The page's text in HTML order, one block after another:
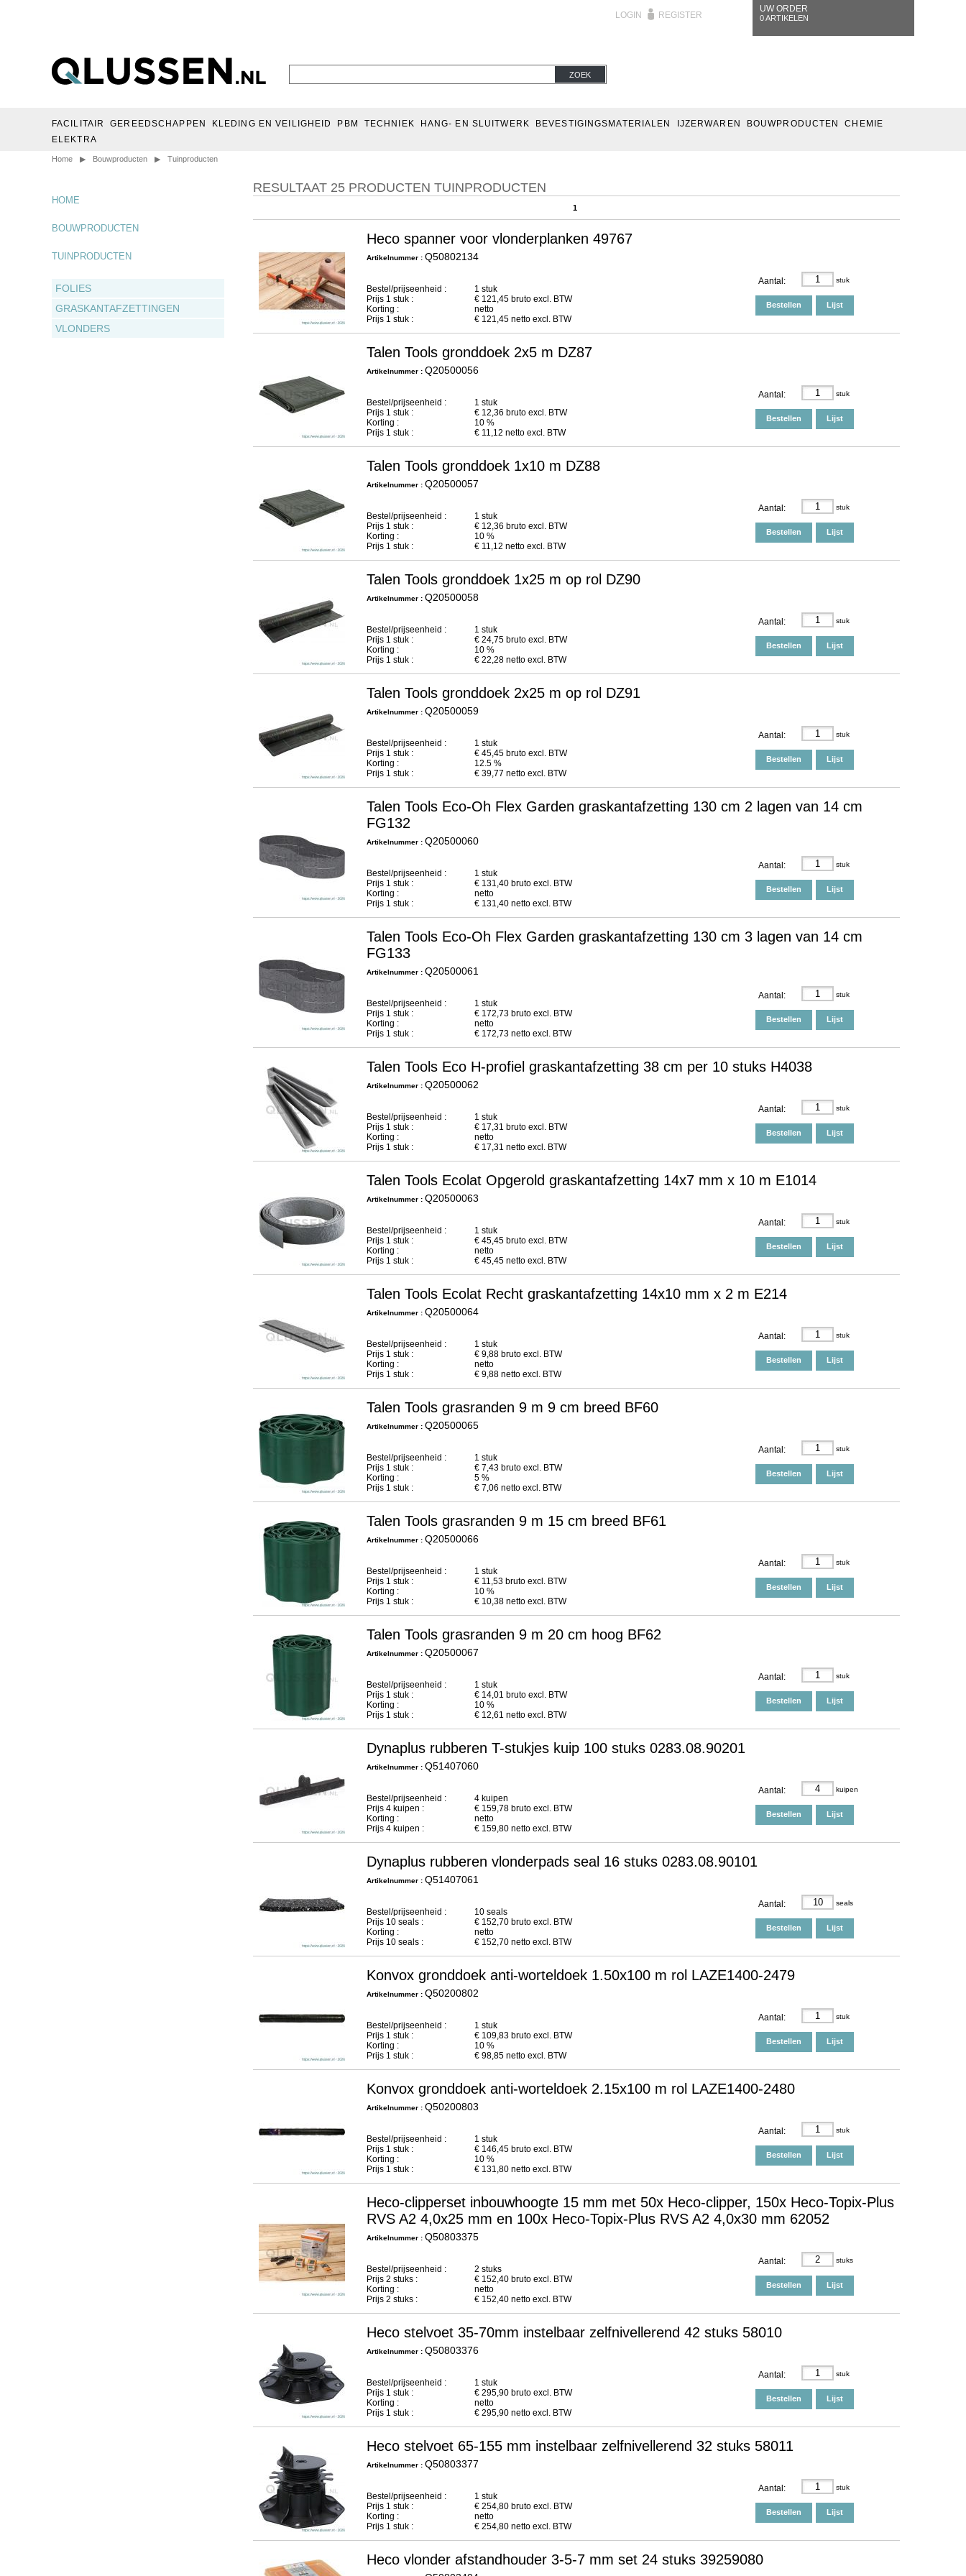
UW ORDER
0 ARTIKELEN
ZOEK
LOGIN REGISTER
FACILITAIR GEREEDSCHAPPEN KLEDING EN VEILIGHEID PBM TECHNIEK HANG- EN SLUITWERK BEVESTIGINGSMATERIALEN IJZERWAREN BOUWPRODUCTEN
CHEMIE
ELEKTRA
Home ▶ Bouwproducten ▶ Tuinproducten
HOME
BOUWPRODUCTEN
TUINPRODUCTEN
FOLIES
GRASKANTAFZETTINGEN
VLONDERS
RESULTAAT 25 PRODUCTEN TUINPRODUCTEN
1
Heco spanner voor vlonderplanken 49767
Artikelnummer : Q50802134
Bestel/prijseenheid :
1 stuk
Prijs 1 stuk : € 121,45 bruto excl. BTW
Korting :
netto
Prijs 1 stuk : € 121,45 netto excl. BTW
Aantal: stuk
Bestellen Lijst
Talen Tools gronddoek 2x5 m DZ87
Artikelnummer : Q20500056
Bestel/prijseenheid :
1 stuk
Prijs 1 stuk : € 12,36 bruto excl. BTW
Korting :
10 %
Prijs 1 stuk : € 11,12 netto excl. BTW
Aantal: stuk
Bestellen Lijst
Talen Tools gronddoek 1x10 m DZ88
Artikelnummer : Q20500057
Bestel/prijseenheid :
1 stuk
Prijs 1 stuk : € 12,36 bruto excl. BTW
Korting :
10 %
Prijs 1 stuk : € 11,12 netto excl. BTW
Aantal: stuk
Bestellen Lijst
Talen Tools gronddoek 1x25 m op rol DZ90
Artikelnummer : Q20500058
Bestel/prijseenheid :
1 stuk
Prijs 1 stuk : € 24,75 bruto excl. BTW
Korting :
10 %
Prijs 1 stuk : € 22,28 netto excl. BTW
Aantal: stuk
Bestellen Lijst
Talen Tools gronddoek 2x25 m op rol DZ91
Artikelnummer : Q20500059
Bestel/prijseenheid :
1 stuk
Prijs 1 stuk : € 45,45 bruto excl. BTW
Korting :
12.5 %
Prijs 1 stuk : € 39,77 netto excl. BTW
Aantal: stuk
Bestellen Lijst
Talen Tools Eco-Oh Flex Garden graskantafzetting 130 cm 2 lagen van 14 cm
FG132
Artikelnummer : Q20500060
Bestel/prijseenheid :
1 stuk
Prijs 1 stuk : € 131,40 bruto excl. BTW
Korting :
netto
Prijs 1 stuk : € 131,40 netto excl. BTW
Aantal: stuk
Bestellen Lijst
Talen Tools Eco-Oh Flex Garden graskantafzetting 130 cm 3 lagen van 14 cm
FG133
Artikelnummer : Q20500061
Bestel/prijseenheid :
1 stuk
Prijs 1 stuk : € 172,73 bruto excl. BTW
Korting :
netto
Prijs 1 stuk : € 172,73 netto excl. BTW
Aantal: stuk
Bestellen Lijst
Talen Tools Eco H-profiel graskantafzetting 38 cm per 10 stuks H4038
Artikelnummer : Q20500062
Bestel/prijseenheid :
1 stuk
Prijs 1 stuk : € 17,31 bruto excl. BTW
Korting :
netto
Prijs 1 stuk : € 17,31 netto excl. BTW
Aantal: stuk
Bestellen Lijst
Talen Tools Ecolat Opgerold graskantafzetting 14x7 mm x 10 m E1014
Artikelnummer : Q20500063
Bestel/prijseenheid :
1 stuk
Prijs 1 stuk : € 45,45 bruto excl. BTW
Korting :
netto
Prijs 1 stuk : € 45,45 netto excl. BTW
Aantal: stuk
Bestellen Lijst
Talen Tools Ecolat Recht graskantafzetting 14x10 mm x 2 m E214
Artikelnummer : Q20500064
Bestel/prijseenheid :
1 stuk
Prijs 1 stuk : € 9,88 bruto excl. BTW
Korting :
netto
Prijs 1 stuk : € 9,88 netto excl. BTW
Aantal: stuk
Bestellen Lijst
Talen Tools grasranden 9 m 9 cm breed BF60
Artikelnummer : Q20500065
Bestel/prijseenheid :
1 stuk
Prijs 1 stuk : € 7,43 bruto excl. BTW
Korting :
5 %
Prijs 1 stuk : € 7,06 netto excl. BTW
Aantal: stuk
Bestellen Lijst
Talen Tools grasranden 9 m 15 cm breed BF61
Artikelnummer : Q20500066
Bestel/prijseenheid :
1 stuk
Prijs 1 stuk : € 11,53 bruto excl. BTW
Korting :
10 %
Prijs 1 stuk : € 10,38 netto excl. BTW
Aantal: stuk
Bestellen Lijst
Talen Tools grasranden 9 m 20 cm hoog BF62
Artikelnummer : Q20500067
Bestel/prijseenheid :
1 stuk
Prijs 1 stuk : € 14,01 bruto excl. BTW
Korting :
10 %
Prijs 1 stuk : € 12,61 netto excl. BTW
Aantal: stuk
Bestellen Lijst
Dynaplus rubberen T-stukjes kuip 100 stuks 0283.08.90201
Artikelnummer : Q51407060
Bestel/prijseenheid :
4 kuipen
Prijs 4 kuipen : € 159,78 bruto excl. BTW
Korting :
netto
Prijs 4 kuipen : € 159,80 netto excl. BTW
Aantal: kuipen
Bestellen Lijst
Dynaplus rubberen vlonderpads seal 16 stuks 0283.08.90101
Artikelnummer : Q51407061
Bestel/prijseenheid :
10 seals
Prijs 10 seals : € 152,70 bruto excl. BTW
Korting :
netto
Prijs 10 seals : € 152,70 netto excl. BTW
Aantal: seals
Bestellen Lijst
Konvox gronddoek anti-worteldoek 1.50x100 m rol LAZE1400-2479
Artikelnummer : Q50200802
Bestel/prijseenheid :
1 stuk
Prijs 1 stuk : € 109,83 bruto excl. BTW
Korting :
10 %
Prijs 1 stuk : € 98,85 netto excl. BTW
Aantal: stuk
Bestellen Lijst
Konvox gronddoek anti-worteldoek 2.15x100 m rol LAZE1400-2480
Artikelnummer : Q50200803
Bestel/prijseenheid :
1 stuk
Prijs 1 stuk : € 146,45 bruto excl. BTW
Korting :
10 %
Prijs 1 stuk : € 131,80 netto excl. BTW
Aantal: stuk
Bestellen Lijst
Heco-clipperset inbouwhoogte 15 mm met 50x Heco-clipper, 150x Heco-Topix-Plus
RVS A2 4,0x25 mm en 100x Heco-Topix-Plus RVS A2 4,0x30 mm 62052
Artikelnummer : Q50803375
Bestel/prijseenheid :
2 stuks
Prijs 2 stuks : € 152,40 bruto excl. BTW
Korting :
netto
Prijs 2 stuks : € 152,40 netto excl. BTW
Aantal: stuks
Bestellen Lijst
Heco stelvoet 35-70mm instelbaar zelfnivellerend 42 stuks 58010
Artikelnummer : Q50803376
Bestel/prijseenheid :
1 stuk
Prijs 1 stuk : € 295,90 bruto excl. BTW
Korting :
netto
Prijs 1 stuk : € 295,90 netto excl. BTW
Aantal: stuk
Bestellen Lijst
Heco stelvoet 65-155 mm instelbaar zelfnivellerend 32 stuks 58011
Artikelnummer : Q50803377
Bestel/prijseenheid :
1 stuk
Prijs 1 stuk : € 254,80 bruto excl. BTW
Korting :
netto
Prijs 1 stuk : € 254,80 netto excl. BTW
Aantal: stuk
Bestellen Lijst
Heco vlonder afstandhouder 3-5-7 mm set 24 stuks 39259080